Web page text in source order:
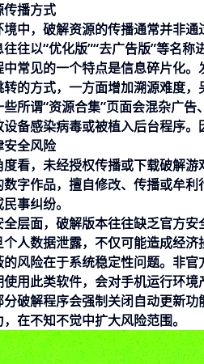
传播方式
境中，破解资源的传播通常并非
往以“优化版”“去广告版”等名称
中常见的一个特点是信息碎片化
的方式，一方面增加溯源难度，
些所谓“资源合集”页面会混杂广
备感染病毒或被植入后台程序。
安全风险
度看，未经授权传播或下载破解
数字作品，擅自修改、传播或牟
事纠纷。
全层面，破解版本往往缺乏官方
人数据泄露，不仅可能造成经济
的风险在于系统稳定性问题。非
用此类软件，会对手机运行环境
分破解程序会强制关闭自动更新
在不知不觉中扩大风险范围。